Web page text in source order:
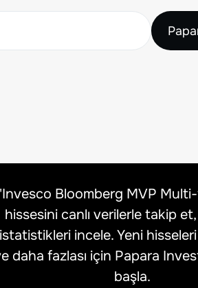
Invesco Bloomberg MVP
hissesini canlı verilerle takip
istatistikleri incele. Yeni
daha fazlası için Papara
başla.